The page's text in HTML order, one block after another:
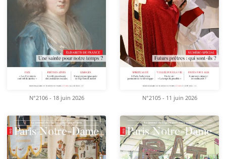
N°2106 - 18 juin 2026 N°2105 - 11 juin 2026